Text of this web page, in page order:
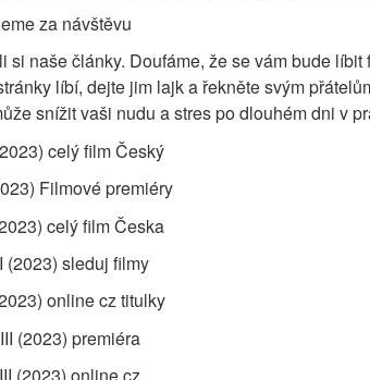
za návštěvu
naše články. Doufáme, že se vám bude líbit
líbí, dejte jim lajk a řekněte svým
snížit vaši nudu a stres po dlouhém dni v
celý film Český
Filmové premiéry
celý film Česka
(2023) sleduj filmy
online cz titulky
(2023) premiéra